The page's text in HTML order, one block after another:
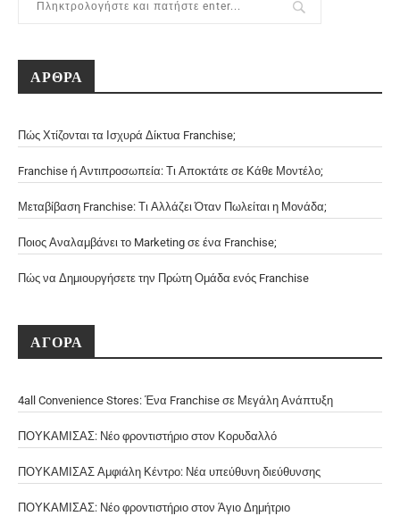
ΑΡΘΡΑ
Πώς Χτίζονται τα Ισχυρά Δίκτυα Franchise;
Franchise ή Αντιπροσωπεία: Τι Αποκτάτε σε Κάθε Μοντέλο;
Μεταβίβαση Franchise: Τι Αλλάζει Όταν Πωλείται η Μονάδα;
Ποιος Αναλαμβάνει το Marketing σε ένα Franchise;
Πώς να Δημιουργήσετε την Πρώτη Ομάδα ενός Franchise
ΑΓΟΡΑ
4all Convenience Stores: Ένα Franchise σε Μεγάλη Ανάπτυξη
ΠΟΥΚΑΜΙΣΑΣ: Νέο φροντιστήριο στον Κορυδαλλό
ΠΟΥΚΑΜΙΣΑΣ Αμφιάλη Κέντρο: Νέα υπεύθυνη διεύθυνσης
ΠΟΥΚΑΜΙΣΑΣ: Νέο φροντιστήριο στον Άγιο Δημήτριο